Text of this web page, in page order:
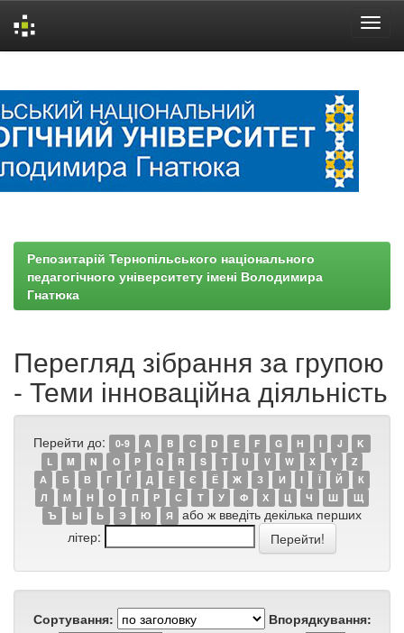
Репозитарій Тернопільського національного
педагогічного університету імені Володимира
Гнатюка
Перегляд зібрання за групою
- Теми інноваційна діяльність
Перейти до: 0-9 A B C D E F G H I J
K
L
M N O P Q R S T U V W X Y
Z
А
Б В Г Ґ Д Е Є Ё Ж З И І Ї Й
К
Л
М Н О П Р С Т У Ф Х Ц Ч Ш
Щ
Ъ
Ы Ь Э Ю Я
або ж введіть декілька перших
літер:
Сортування:
Впорядкування: